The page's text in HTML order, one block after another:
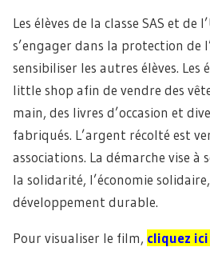
Les élèves de la classe SAS et de
s’engager dans la protection de
sensibiliser les autres élèves. Les
little shop afin de vendre des
main, des livres d’occasion et
fabriqués. L’argent récolté est
associations. La démarche vise à
la solidarité, l’économie
développement durable.
Pour visualiser le film, cliquez ici